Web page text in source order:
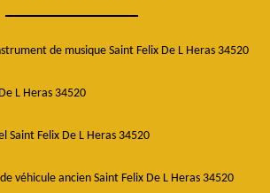
de musique Saint Felix De L Heras 34520
L Heras 34520
Saint Felix De L Heras 34520
véhicule ancien Saint Felix De L Heras 34520